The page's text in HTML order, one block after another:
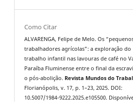
Como Citar
ALVARENGA, Felipe de Melo. Os
trabalhadores agrícolas”: a exploração do
trabalho infantil nas lavouras de café no
Paraíba Fluminense entre o final da
o pós-abolição. Revista Mundos do
Florianópolis, v. 17, p. 1–23, 2025. DOI:
10.5007/1984-9222.2025.e105500.